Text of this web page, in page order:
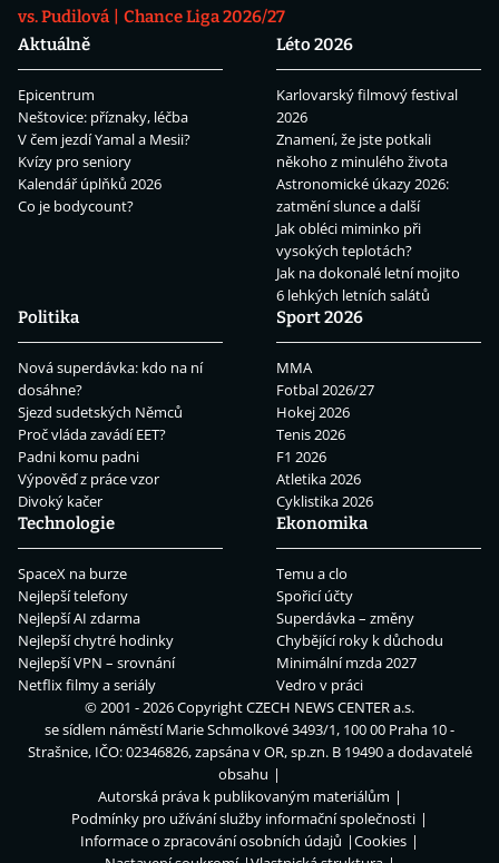
vs. Pudilová
Chance Liga 2026/27
Aktuálně
Epicentrum
Neštovice: příznaky, léčba
V čem jezdí Yamal a Mesii?
Kvízy pro seniory
Kalendář úplňků 2026
Co je bodycount?
Léto 2026
Karlovarský filmový festival
2026
Znamení, že jste potkali
někoho z minulého života
Astronomické úkazy 2026:
zatmění slunce a další
Jak obléci miminko při
vysokých teplotách?
Jak na dokonalé letní mojito
6 lehkých letních salátů
Politika
Nová superdávka: kdo na ní
dosáhne?
Sjezd sudetských Němců
Proč vláda zavádí EET?
Padni komu padni
Výpověď z práce vzor
Divoký kačer
Sport 2026
MMA
Fotbal 2026/27
Hokej 2026
Tenis 2026
F1 2026
Atletika 2026
Cyklistika 2026
Technologie
SpaceX na burze
Nejlepší telefony
Nejlepší AI zdarma
Nejlepší chytré hodinky
Nejlepší VPN – srovnání
Netflix filmy a seriály
Ekonomika
Temu a clo
Spořicí účty
Superdávka – změny
Chybějící roky k důchodu
Minimální mzda 2027
Vedro v práci
© 2001 - 2026 CopyrightCZECH NEWS CENTER a.s.
se sídlem náměstí Marie Schmolkové 3493/1, 100 00 Praha 10 -
Strašnice, IČO: 02346826, zapsána v OR, sp.zn. B 19490 a dodavatelé
obsahu
Autorská práva k publikovaným materiálům
Podmínky pro užívání služby informační společnosti
Informace o zpracování osobních údajů
Cookies